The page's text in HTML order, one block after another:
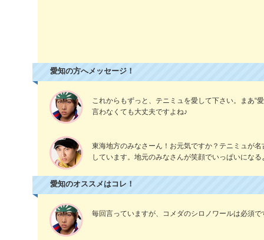
愛知の方へメッセージ！
これからもずっと、テニミュを愛して下さい。まあ“
言わなくても大丈夫ですよね♪
東海地方のみなさーん！お元気ですか？テニミュが
しています。地元のみなさんが笑顔でいっぱいにな
愛知のオススメはコレ！
毎回言っていますが、コメダのシロノワールは必須で